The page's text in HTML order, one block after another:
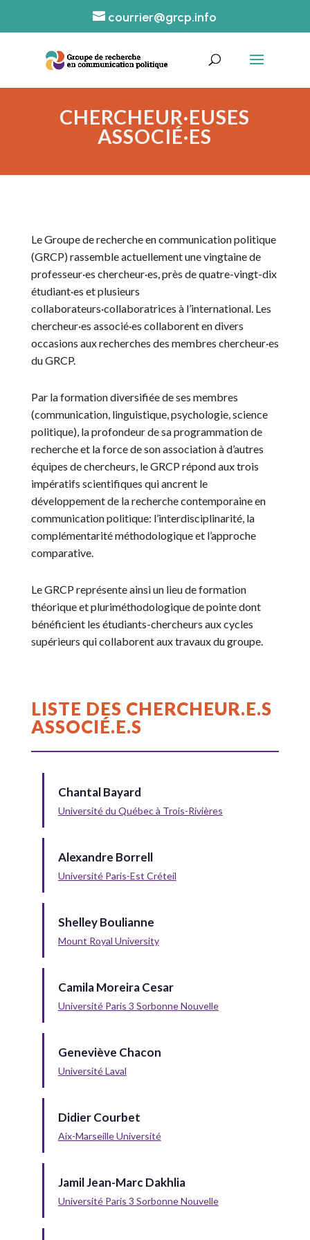
courrier@grcp.info
CHERCHEUR·EUSES
ASSOCIÉ·ES
Le Groupe de recherche en communication politique
(GRCP) rassemble actuellement une vingtaine de
professeur·es chercheur·es, près de quatre-vingt-dix
étudiant·es et plusieurs
collaborateurs·collaboratrices à l’international. Les
chercheur·es associé·es collaborent en divers
occasions aux recherches des membres chercheur·es
du GRCP.
Par la formation diversifiée de ses membres
(communication, linguistique, psychologie, science
politique), la profondeur de sa programmation de
recherche et la force de son association à d’autres
équipes de chercheurs, le GRCP répond aux trois
impératifs scientifiques qui ancrent le
développement de la recherche contemporaine en
communication politique: l’interdisciplinarité, la
complémentarité méthodologique et l’approche
comparative.
Le GRCP représente ainsi un lieu de formation
théorique et pluriméthodologique de pointe dont
bénéficient les étudiants-chercheurs aux cycles
supérieurs qui collaborent aux travaux du groupe.
LISTE DES CHERCHEUR.E.S
ASSOCIÉ.E.S
Chantal Bayard
Université du Québec à Trois-Rivières
Alexandre Borrell
Université Paris-Est Créteil
Shelley Boulianne
Mount Royal University
Camila Moreira Cesar
Université Paris 3 Sorbonne Nouvelle
Geneviève Chacon
Université Laval
Didier Courbet
Aix-Marseille Université
Jamil Jean-Marc Dakhlia
Université Paris 3 Sorbonne Nouvelle